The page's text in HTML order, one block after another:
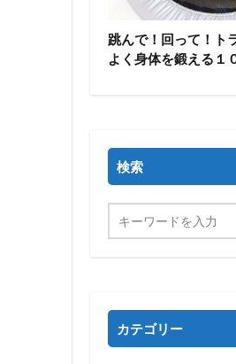
跳んで！回って！ト
よく身体を鍛える１
検索
カテゴリー